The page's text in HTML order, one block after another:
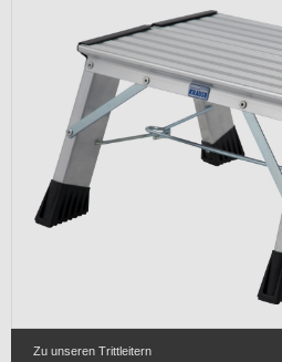
Zu unseren Trittleitern